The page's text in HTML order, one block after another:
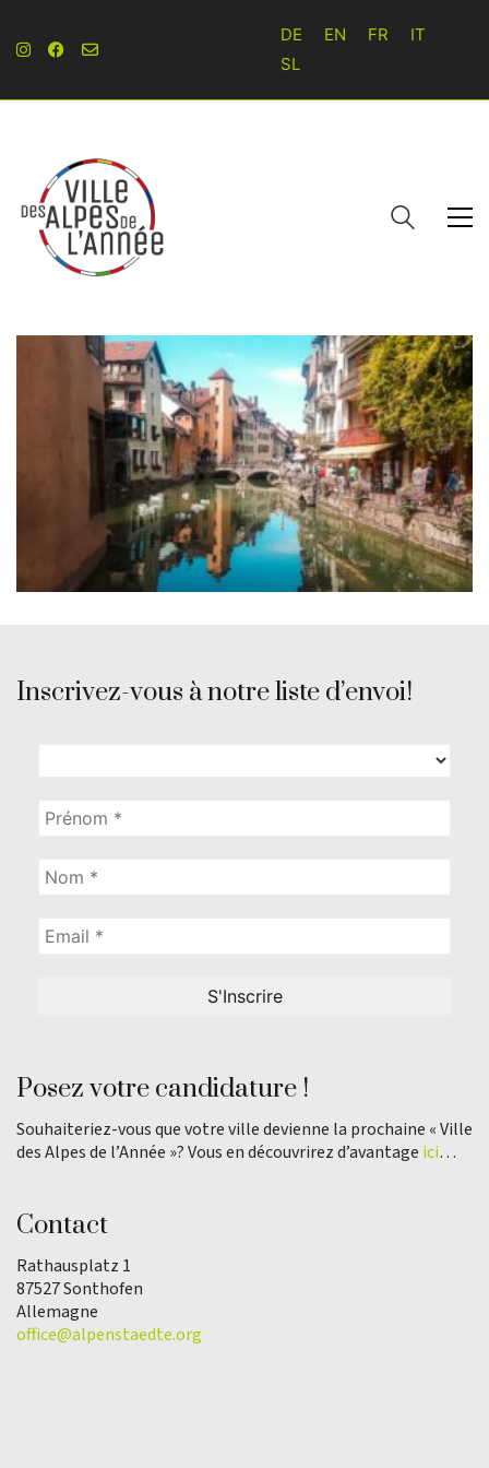
DE EN FR
IT
SL
Inscrivez-vous à notre liste d’envoi!
Posez votre candidature !
Souhaiteriez-vous que votre ville devienne la prochaine « Ville
des Alpes de l’Année »? Vous en découvrirez d’avantage ici…
Contact
Rathausplatz 1
87527 Sonthofen
Allemagne
office@alpenstaedte.org